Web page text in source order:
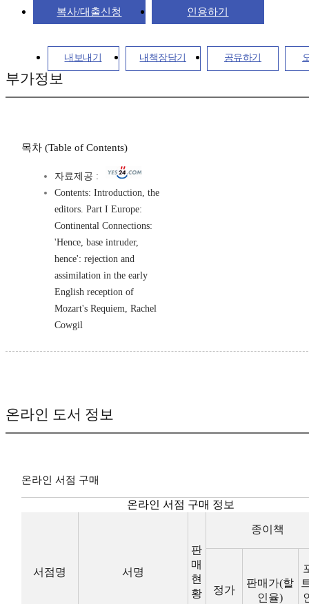
복사/대출신청 인용하기
내보내기 내책장담기 공유하기
부가정보
목차 (Table of Contents)
자료제공 :
Contents: Introduction, the
editors. Part I Europe:
Continental Connections:
'Hence, base intruder,
hence': rejection and
assimilation in the early
English reception of
Mozart's Requiem, Rachel
Cowgil
온라인 도서 정보
온라인 서점 구매
온라인 서점 구매 정보
서점명 서명
판
매
현
황
종이책
정가
판매가(할
인율)